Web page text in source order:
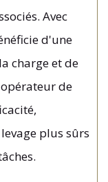
Avec
d'une
charge et de
de
plus sûrs